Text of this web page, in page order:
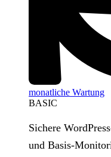
monatliche Wartung
BASIC
Sichere
und